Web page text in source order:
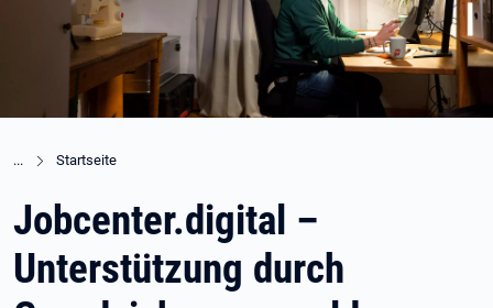
Startseite
Jobcenter.digital –
Unterstützung durch